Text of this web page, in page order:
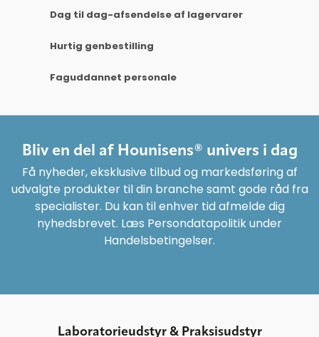
Dag til dag-afsendelse af lagervarer
Hurtig genbestilling
Faguddannet personale
Bliv en del af Hounisens® univers i dag
Få nyheder, eksklusive tilbud og markedsføring af
udvalgte produkter til din branche samt gode råd fra
specialister. Du kan til enhver tid afmelde dig
nyhedsbrevet. Læs Persondatapolitik under
Handelsbetingelser.
Laboratorieudstyr & Praksisudstyr